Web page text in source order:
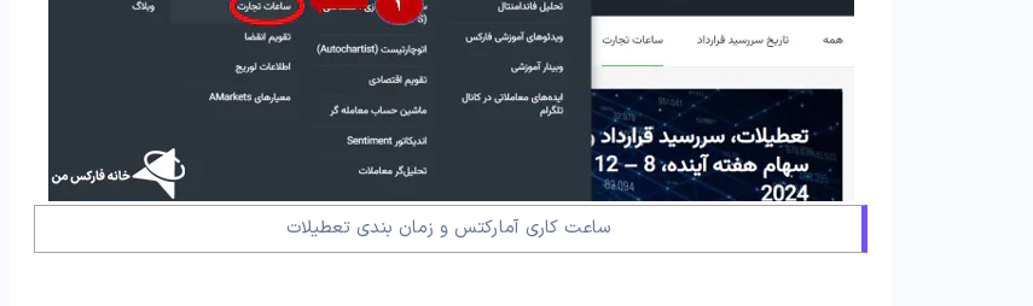
ساعت کاری آمارکتس و زمان بندی تعطیلات